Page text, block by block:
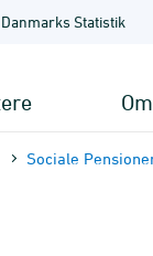
Statistik
Sociale